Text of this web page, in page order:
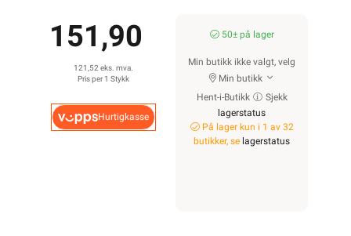
151,90
121,52 eks. mva.
Pris per 1 Stykk
Hurtigkasse
50± på lager
Min butikk ikke valgt, velg
Min butikk
Hent-i-Butikk
Sjekk
lagerstatus
På lager kun i 1 av 32
butikker, se lagerstatus